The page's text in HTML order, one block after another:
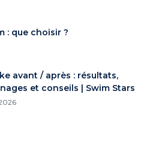
: que choisir ?
avant / après : résultats,
et conseils | Swim Stars